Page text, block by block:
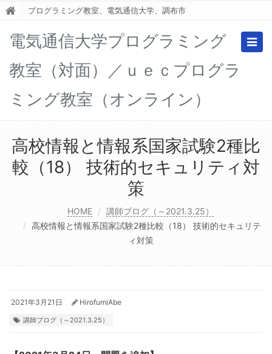
プログラミング教室、電気通信大学、調布市
電気通信大学プログラミング
教室（対面）／ｕｅｃプログラ
ミング教室（オンライン）
高校情報と情報系国家試験2種比
較（18） 技術的セキュリティ対
策
HOME
講師ブログ（～2021.3.25）
高校情報と情報系国家試験2種比較（18） 技術的セキュリテ
ィ対策
2021年3月21日 HirofumiAbe
講師ブログ（～2021.3.25）